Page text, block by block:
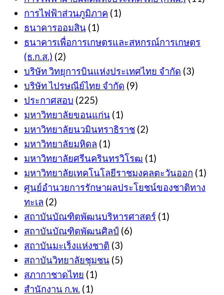
การไฟฟ้าส่วนภูมิภาค (1)
ธนาคารออมสิน (1)
ธนาคารเพื่อการเกษตรและสหกรณ์การเกษตร
(ธ.ก.ส.) (2)
บริษัท วิทยุการบินแห่งประเทศไทย จำกัด (3)
บริษัท ไปรษณีย์ไทย จำกัด (9)
ประกาศสอบ (225)
มหาวิทยาลัยขอนแก่น (1)
มหาวิทยาลัยนวมินทราธิราช (2)
มหาวิทยาลัยมหิดล (1)
มหาวิทยาลัยศรีนครินทรวิโรฒ (1)
มหาวิทยาลัยเทคโนโลยีราชมงคลตะวันออก (1)
ศูนย์อำนวยการรักษาผลประโยชน์ของชาติทาง
ทะเล (2)
สถาบันบัณฑิตพัฒนบริหารศาสตร์ (1)
สถาบันบัณฑิตพัฒนศิลป์ (6)
สถาบันมะเร็งแห่งชาติ (3)
สถาบันวิทยาลัยชุมชน (5)
สภากาชาดไทย (1)
สำนักงาน ก.พ. (1)